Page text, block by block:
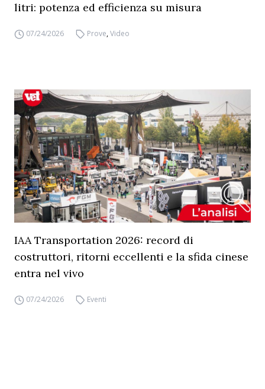
litri: potenza ed efficienza su misura
07/24/2026 Prove,Video
IAA Transportation 2026: record di
costruttori, ritorni eccellenti e la sfida cinese
entra nel vivo
07/24/2026 Eventi